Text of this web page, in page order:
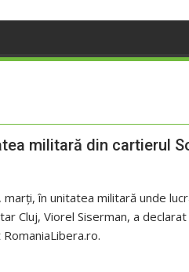
militară din cartierul
în unitatea militară unde
Cluj, Viorel Siserman, a